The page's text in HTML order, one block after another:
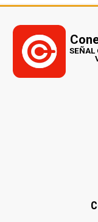
SEÑAL